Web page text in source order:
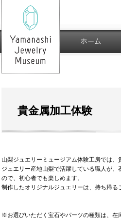
ホーム
貴金属加工体験
山梨ジュエリーミュージアム体験工房では
ジュエリー産地山梨で活躍している職人が
ので、初心者でも楽しめます。
制作したオリジナルジュエリーは、持ち帰
※お選びいただく宝石やパーツの種類は、在